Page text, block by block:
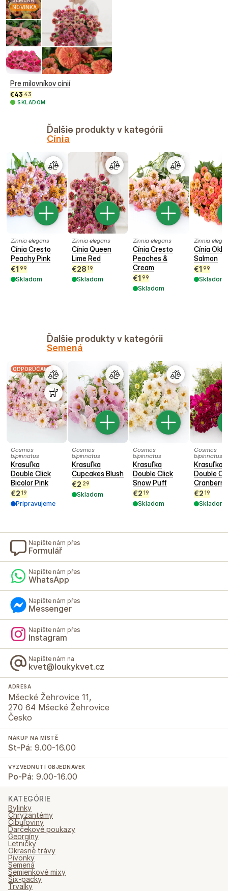
NOVINKA
Pre milovníkov cínií
€43 43
SKLADOM
Ďalšie produkty v kategórii
Cínia
Zinnia elegans
Cínia Cresto
Peachy Pink
€1 99
Skladom
Zinnia elegans
Cínia Queen
Lime Red
€28 19
Skladom
Zinnia elegans
Cínia Cresto
Peaches &
Cream
€1 99
Skladom
Zinnia
Cínia
Salmon
€1 99
Skladom
Ďalšie produkty v kategórii
Semená
ODPORÚČAME
Cosmos
bipinnatus
Krasuľka
Double Click
Bicolor Pink
€2 19
Pripravujeme
Cosmos
bipinnatus
Krasuľka
Cupcakes Blush
€2 29
Skladom
Cosmos
bipinnatus
Krasuľka
Double Click
Snow Puff
€2 19
Skladom
Cosmos
bipinnatus
Krasuľka
Double
€2 19
Skladom
Napište nám přes
Formulář
Napište nám přes
WhatsApp
Napište nám přes
Messenger
Napište nám přes
Instagram
Napište nám na
kvet@loukykvet.cz
ADRESA
Mšecké Žehrovice 11,
270 64 Mšecké Žehrovice
Česko
NÁKUP NA MÍSTĚ
St-Pá: 9.00-16.00
VYZVEDNUTÍ OBJEDNÁVEK
Po-Pá: 9.00-16.00
KATEGÓRIE
Bylinky
Chryzantémy
Cibuľoviny
Darčekové poukazy
Georgíny
Letničky
Okrasné trávy
Pivonky
Semená
Semienkové mixy
Six-packy
Trvalky